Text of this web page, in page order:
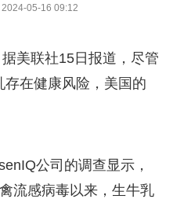
2024-05-16 09:12
据美联社15日报道，尽管
在健康风险，美国的
公司的调查显示，
流感病毒以来，生牛乳